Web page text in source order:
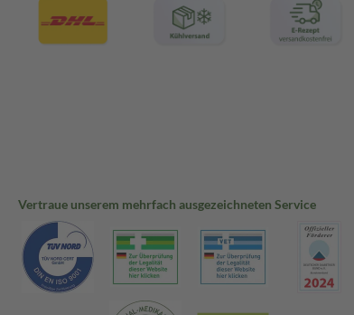
Vertraue unserem mehrfach ausgezeichneten Service